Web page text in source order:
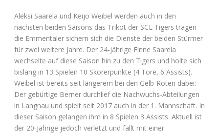
Aleksi Saarela und Keijo Weibel werden auch in den
nächsten beiden Saisons das Trikot der SCL Tigers tragen –
die Emmentaler sichern sich die Dienste der beiden Stürmer
für zwei weitere Jahre. Der 24-jährige Finne Saarela
wechselte auf diese Saison hin zu den Tigers und holte sich
bislang in 13 Spielen 10 Skorerpunkte (4 Tore, 6 Assists).
Weibel ist bereits seit längerem bei den Gelb-Roten dabei:
Der gebürtige Berner durchlief die Nachwuchs-Abteilungen
in Langnau und spielt seit 2017 auch in der 1. Mannschaft. In
dieser Saison gelangen ihm in 8 Spielen 3 Assists. Aktuell ist
der 20-Jährige jedoch verletzt und fällt mit einer